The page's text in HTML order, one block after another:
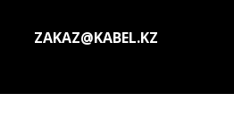
ZAKAZ@KABEL.KZ